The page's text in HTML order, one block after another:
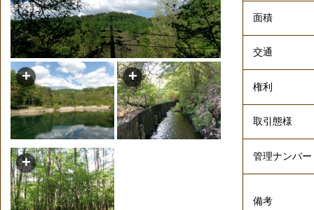
面積
交通
権利
取引態様
管理ナンバー
備考